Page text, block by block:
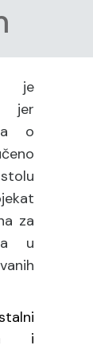
je
jer
o
za
u
i